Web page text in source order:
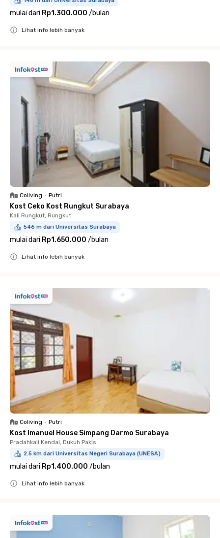
mulai dari Rp1.300.000 /bulan
Lihat info lebih banyak
Coliving • Putri
Kost Ceko Kost Rungkut Surabaya
Kali Rungkut, Rungkut
546 m dari Universitas Surabaya
mulai dari Rp1.650.000 /bulan
Lihat info lebih banyak
Coliving • Putri
Kost Imanuel House Simpang Darmo Surabaya
Pradahkali Kendal, Dukuh Pakis
2.5 km dari Universitas Negeri Surabaya (UNESA)
mulai dari Rp1.400.000 /bulan
Lihat info lebih banyak